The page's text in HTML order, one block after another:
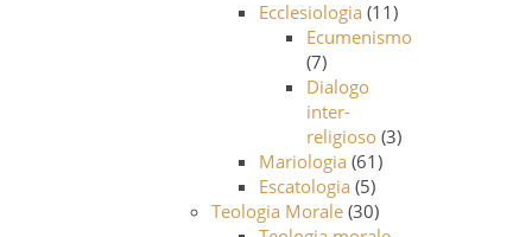
Ecclesiologia (11)
Ecumenismo
(7)
Dialogo
inter-
religioso(3)
Mariologia (61)
Escatologia (5)
Teologia Morale(30)